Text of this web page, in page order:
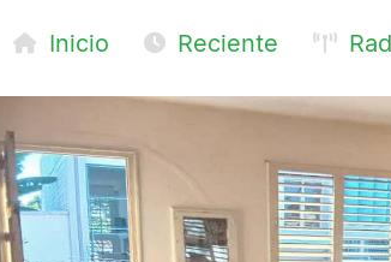
Inicio Reciente